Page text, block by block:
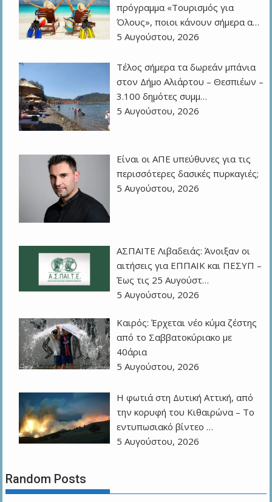
πρόγραμμα «Τουρισμός για
Όλους», ποιοι κάνουν σήμερα α…
5 Αυγούστου, 2026
Τέλος σήμερα τα δωρεάν μπάνια
στον Δήμο Αλιάρτου – Θεσπιέων –
3.100 δημότες συμμ…
5 Αυγούστου, 2026
Eίναι οι ΑΠΕ υπεύθυνες για τις
περισσότερες δασικές πυρκαγιές;
5 Αυγούστου, 2026
ΑΣΠΑΙΤΕ Λιβαδειάς: Άνοιξαν οι
αιτήσεις για ΕΠΠΑΙΚ και ΠΕΣΥΠ –
Έως τις 25 Αυγούστ…
5 Αυγούστου, 2026
Καιρός: Έρχεται νέο κύμα ζέστης
από το Σαββατοκύριακο με
40άρια
5 Αυγούστου, 2026
Η φωτιά στη Δυτική Αττική, από
την κορυφή του Κιθαιρώνα – Το
εντυπωσιακό βίντεο …
5 Αυγούστου, 2026
Random Posts